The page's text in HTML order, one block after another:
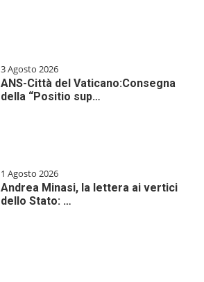
3 Agosto 2026
ANS-Città del Vaticano:Consegna
della “Positio sup…
1 Agosto 2026
Andrea Minasi, la lettera ai vertici
dello Stato: …